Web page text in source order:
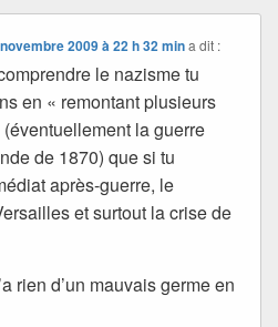
2009 à 22 h 32 min a dit :
le nazisme tu
en « remontant plusieurs
la guerre
de 1870) que si tu
après-guerre, le
et surtout la crise de
rien d’un mauvais germe en